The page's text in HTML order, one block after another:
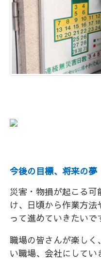
今後の目標、将来の夢
災害・物損が起こる
け、日頃から作業方
って進めていきたいで
職場の皆さんが楽し
い職場、会社にしてい